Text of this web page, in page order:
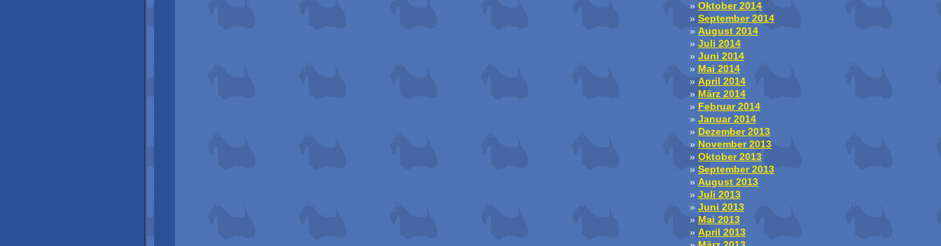
Oktober 2014
September 2014
August 2014
Juli 2014
Juni 2014
Mai 2014
April 2014
März 2014
Februar 2014
Januar 2014
Dezember 2013
November 2013
Oktober 2013
September 2013
August 2013
Juli 2013
Juni 2013
Mai 2013
April 2013